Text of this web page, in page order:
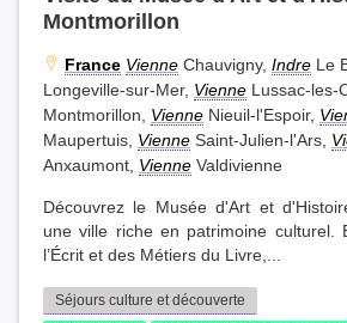
Montmorillon
France Vienne Chauvigny, Indre Le
Longeville-sur-Mer, Vienne Lussac-les-
Montmorillon, Vienne Nieuil-l'Espoir,
Maupertuis, Vienne Saint-Julien-l'Ars,
Anxaumont, Vienne Valdivienne
Découvrez le Musée d'Art et
une ville riche en patrimoine culturel.
l’Écrit et des Métiers du Livre,...
Séjours culture et découverte